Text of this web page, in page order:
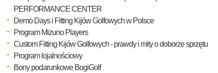
PERFORMANCE CENTER
Demo Days i Fitting Kijów Golfowych w Polsce
Program Mizuno Players
Custom Fitting Kijów Golfowych - prawdy i mity o doborze sprzętu
Program lojalnościowy
Bony podarunkowe BogiGolf